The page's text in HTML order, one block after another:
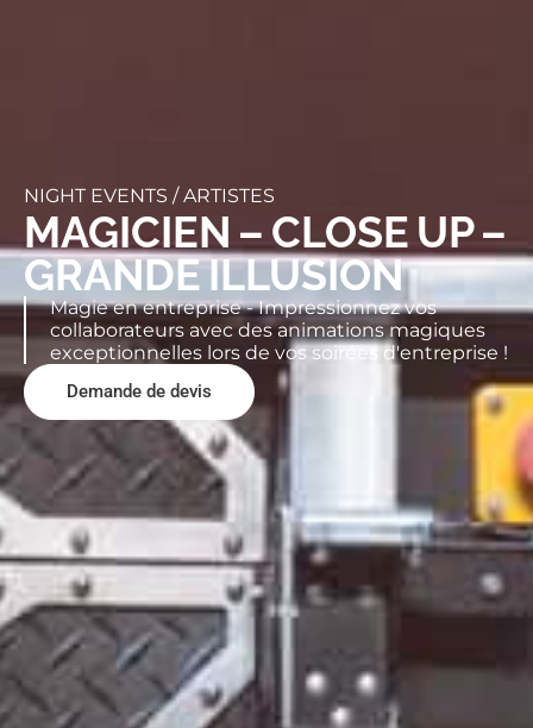
NIGHT EVENTS /ARTISTES
MAGICIEN – CLOSE UP –
GRANDE ILLUSION
Magie en entreprise - Impressionnez vos
collaborateurs avec des animations magiques
exceptionnelles lors de vos soirées d'entreprise !
Demande de devis